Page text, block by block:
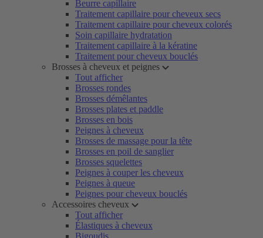
Beurre capillaire
Traitement capillaire pour cheveux secs
Traitement capillaire pour cheveux colorés
Soin capillaire hydratation
Traitement capillaire à la kératine
Traitement pour cheveux bouclés
Brosses à cheveux et peignes
Tout afficher
Brosses rondes
Brosses démêlantes
Brosses plates et paddle
Brosses en bois
Peignes à cheveux
Brosses de massage pour la tête
Brosses en poil de sanglier
Brosses squelettes
Peignes à couper les cheveux
Peignes à queue
Peignes pour cheveux bouclés
Accessoires cheveux
Tout afficher
Élastiques à cheveux
Bigoudis